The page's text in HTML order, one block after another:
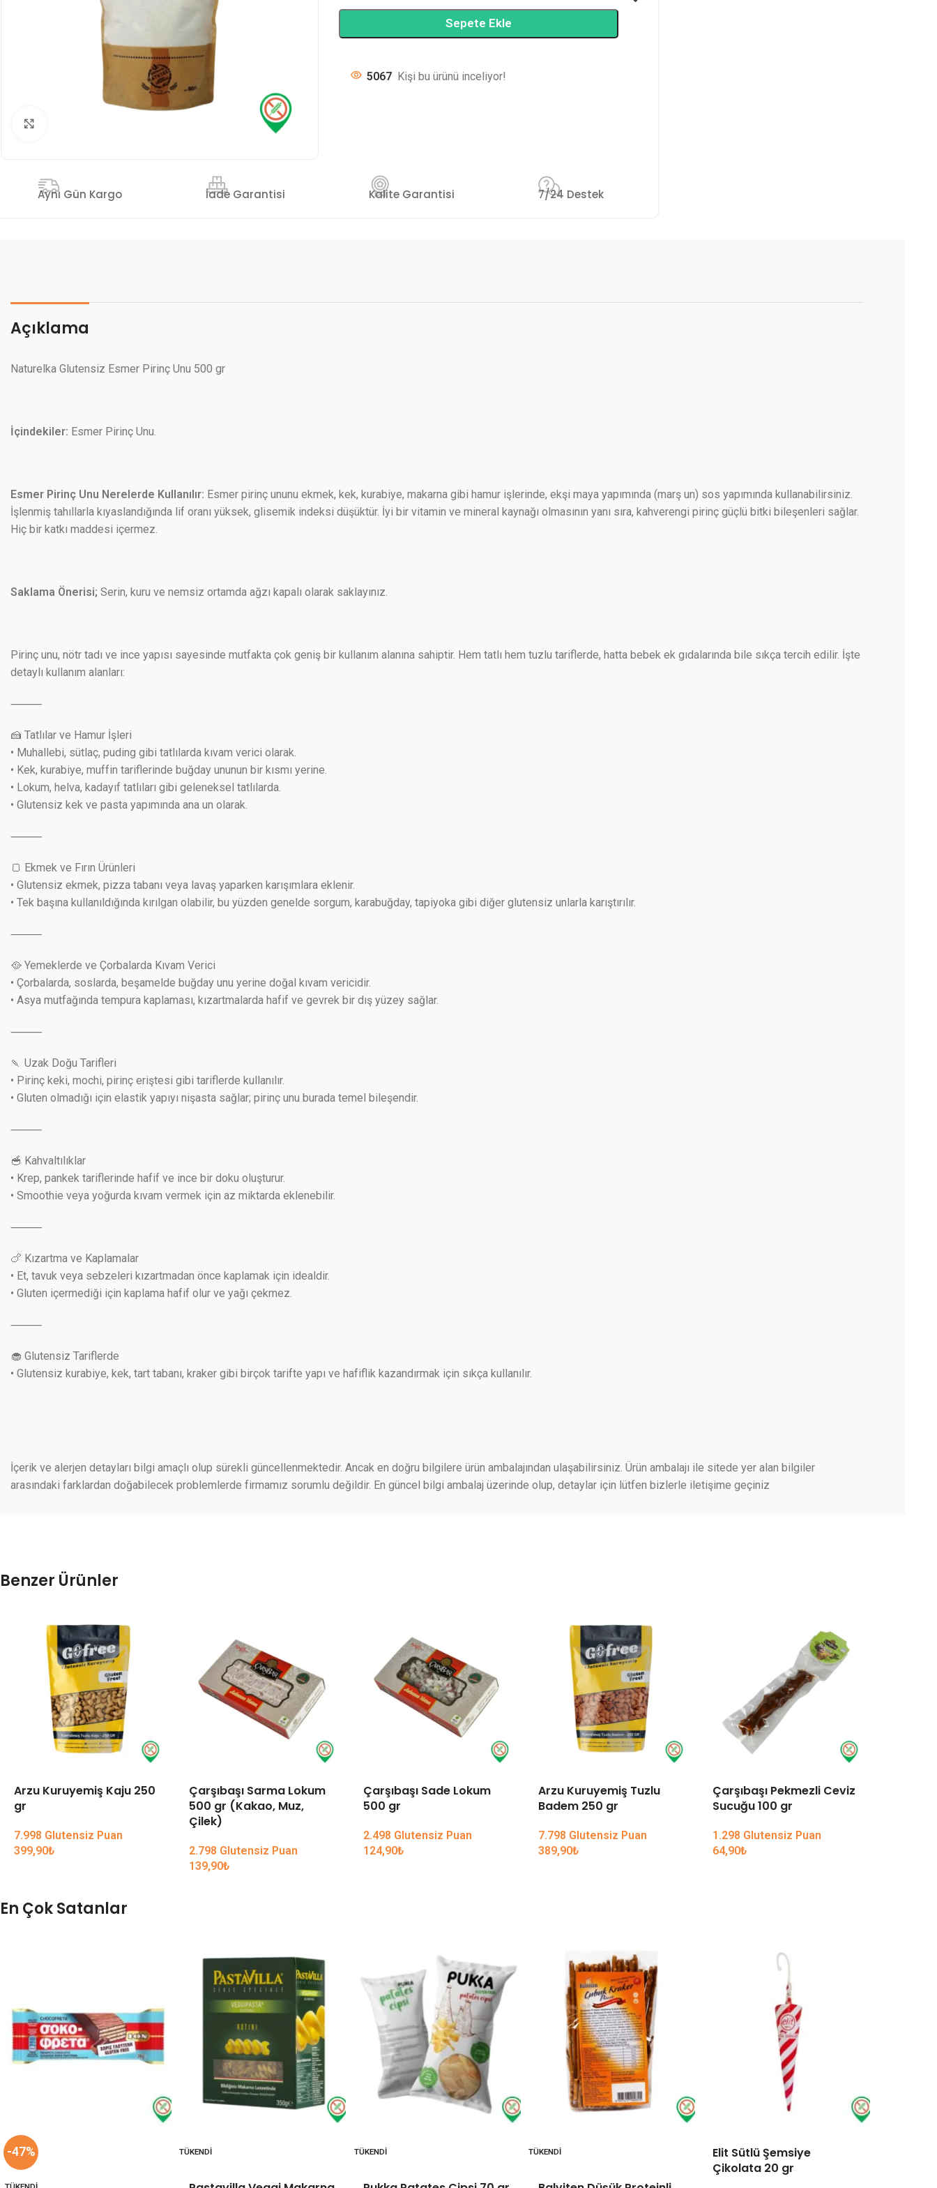
Sepete Ekle
5067 Kişi bu ürünü inceliyor!
Aynı Gün Kargo İade Garantisi Kalite Garantisi 7/24 Destek
Açıklama
Naturelka Glutensiz Esmer Pirinç Unu 500 gr
İçindekiler: Esmer Pirinç Unu.
Esmer Pirinç Unu Nerelerde Kullanılır: Esmer pirinç ununu ekmek, kek, kurabiye, makarna gibi hamur işlerinde, ekşi maya yapımında (marş un) sos yapımında kullanabilirsiniz.
İşlenmiş tahıllarla kıyaslandığında lif oranı yüksek, glisemik indeksi düşüktür. İyi bir vitamin ve mineral kaynağı olmasının yanı sıra, kahverengi pirinç güçlü bitki bileşenleri sağlar.
Hiç bir katkı maddesi içermez.
Saklama Önerisi; Serin, kuru ve nemsiz ortamda ağzı kapalı olarak saklayınız.
Pirinç unu, nötr tadı ve ince yapısı sayesinde mutfakta çok geniş bir kullanım alanına sahiptir. Hem tatlı hem tuzlu tariflerde, hatta bebek ek gıdalarında bile sıkça tercih edilir. İşte
detaylı kullanım alanları:
⸻
🍰 Tatlılar ve Hamur İşleri
• Muhallebi, sütlaç, puding gibi tatlılarda kıvam verici olarak.
• Kek, kurabiye, muffin tariflerinde buğday ununun bir kısmı yerine.
• Lokum, helva, kadayıf tatlıları gibi geleneksel tatlılarda.
• Glutensiz kek ve pasta yapımında ana un olarak.
⸻
🍞 Ekmek ve Fırın Ürünleri
• Glutensiz ekmek, pizza tabanı veya lavaş yaparken karışımlara eklenir.
• Tek başına kullanıldığında kırılgan olabilir, bu yüzden genelde sorgum, karabuğday, tapiyoka gibi diğer glutensiz unlarla karıştırılır.
⸻
🥘 Yemeklerde ve Çorbalarda Kıvam Verici
• Çorbalarda, soslarda, beşamelde buğday unu yerine doğal kıvam vericidir.
• Asya mutfağında tempura kaplaması, kızartmalarda hafif ve gevrek bir dış yüzey sağlar.
⸻
🍡 Uzak Doğu Tarifleri
• Pirinç keki, mochi, pirinç eriştesi gibi tariflerde kullanılır.
• Gluten olmadığı için elastik yapıyı nişasta sağlar; pirinç unu burada temel bileşendir.
⸻
🥣 Kahvaltılıklar
• Krep, pankek tariflerinde hafif ve ince bir doku oluşturur.
• Smoothie veya yoğurda kıvam vermek için az miktarda eklenebilir.
⸻
🍗 Kızartma ve Kaplamalar
• Et, tavuk veya sebzeleri kızartmadan önce kaplamak için idealdir.
• Gluten içermediği için kaplama hafif olur ve yağı çekmez.
⸻
🧁 Glutensiz Tariflerde
• Glutensiz kurabiye, kek, tart tabanı, kraker gibi birçok tarifte yapı ve hafiflik kazandırmak için sıkça kullanılır.
İçerik ve alerjen detayları bilgi amaçlı olup sürekli güncellenmektedir. Ancak en doğru bilgilere ürün ambalajından ulaşabilirsiniz. Ürün ambalajı ile sitede yer alan bilgiler
arasındaki farklardan doğabilecek problemlerde firmamız sorumlu değildir. En güncel bilgi ambalaj üzerinde olup, detaylar için lütfen bizlerle iletişime geçiniz
Benzer Ürünler
Arzu Kuruyemiş Kaju 250
gr
7.998 Glutensiz Puan
399,90₺
Çarşıbaşı Sarma Lokum
500 gr (Kakao, Muz,
Çilek)
2.798 Glutensiz Puan
139,90₺
Çarşıbaşı Sade Lokum
500 gr
2.498 Glutensiz Puan
124,90₺
Arzu Kuruyemiş Tuzlu
Badem 250 gr
7.798 Glutensiz Puan
389,90₺
Çarşıbaşı Pekmezli Ceviz
Sucuğu 100 gr
1.298 Glutensiz Puan
64,90₺
En Çok Satanlar
-47% TÜKENDI TÜKENDI TÜKENDI
Elit Sütlü Şemsiye
Çikolata 20 gr